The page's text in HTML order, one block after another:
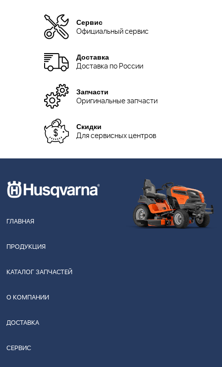
Сервис
Официальный сервис
Доставка
Доставка по России
Запчасти
Оригинальные запчасти
Скидки
Для сервисных центров
ГЛАВНАЯ
ПРОДУКЦИЯ
КАТАЛОГ ЗАПЧАСТЕЙ
О КОМПАНИИ
ДОСТАВКА
СЕРВИС